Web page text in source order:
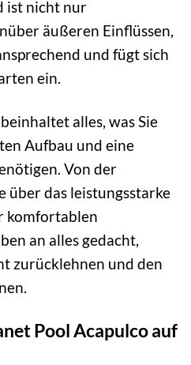
ist nicht nur
äußeren Einflüssen,
und fügt sich
ein.
alles, was Sie
Aufbau und eine
Von der
über das leistungsstarke
komfortablen
an alles gedacht,
zurücklehnen und den
Pool Acapulco auf